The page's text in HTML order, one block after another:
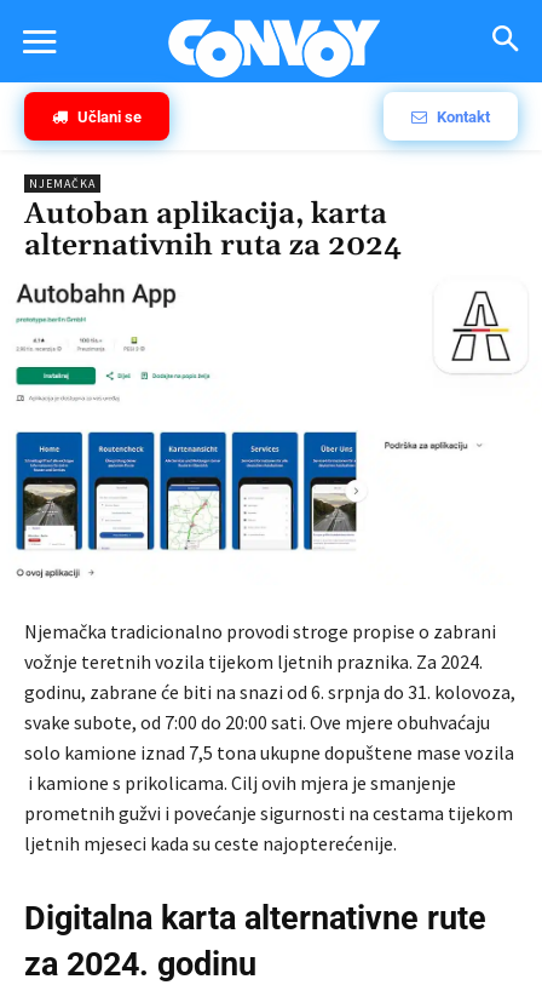
Učlani se Kontakt
NJEMAČKA
Autoban aplikacija, karta
alternativnih ruta za 2024
Njemačka tradicionalno provodi stroge propise o zabrani
vožnje teretnih vozila tijekom ljetnih praznika. Za 2024.
godinu, zabrane će biti na snazi od 6. srpnja do 31. kolovoza,
svake subote, od 7:00 do 20:00 sati. Ove mjere obuhvaćaju
solo kamione iznad 7,5 tona ukupne dopuštene mase vozila
i kamione s prikolicama. Cilj ovih mjera je smanjenje
prometnih gužvi i povećanje sigurnosti na cestama tijekom
ljetnih mjeseci kada su ceste najopterećenije.
Digitalna karta alternativne rute
za 2024. godinu